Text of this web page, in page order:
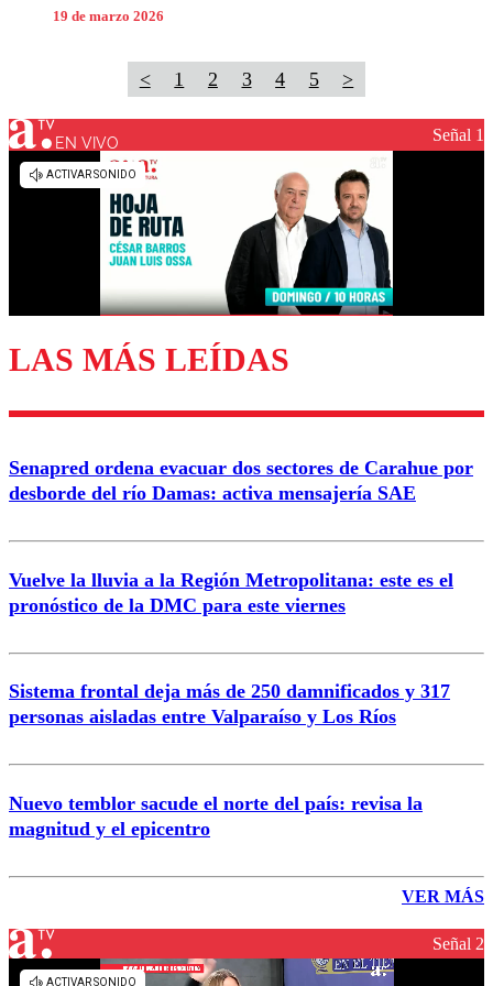
19 de marzo 2026
< 1 2 3 4 5 >
EN VIVO Señal 1
LAS MÁS LEÍDAS
Senapred ordena evacuar dos sectores de Carahue por
desborde del río Damas: activa mensajería SAE
Vuelve la lluvia a la Región Metropolitana: este es el
pronóstico de la DMC para este viernes
Sistema frontal deja más de 250 damnificados y 317
personas aisladas entre Valparaíso y Los Ríos
Nuevo temblor sacude el norte del país: revisa la
magnitud y el epicentro
VER MÁS
Señal 2